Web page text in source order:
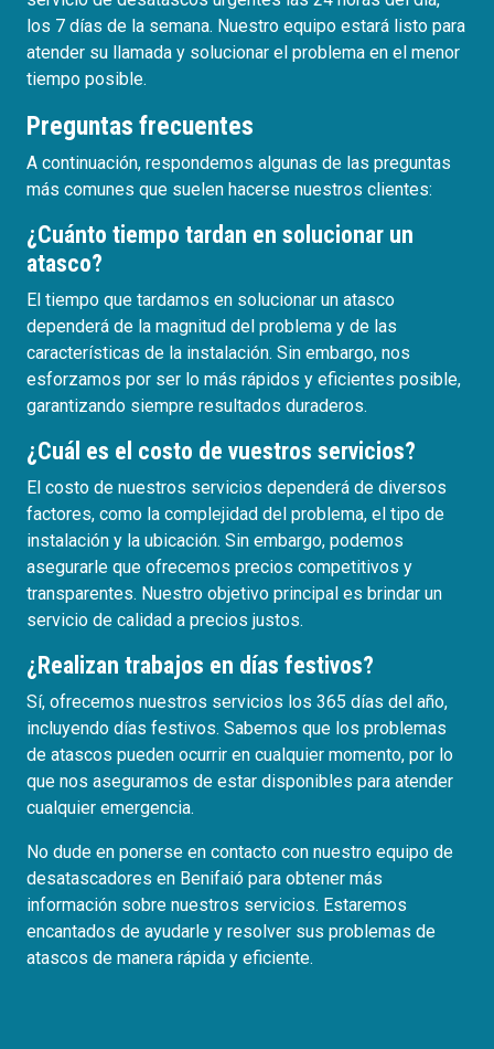
los 7 días de la semana. Nuestro equipo estará listo para
atender su llamada y solucionar el problema en el menor
tiempo posible.
Preguntas frecuentes
A continuación, respondemos algunas de las preguntas
más comunes que suelen hacerse nuestros clientes:
¿Cuánto tiempo tardan en solucionar un
atasco?
El tiempo que tardamos en solucionar un atasco
dependerá de la magnitud del problema y de las
características de la instalación. Sin embargo, nos
esforzamos por ser lo más rápidos y eficientes posible,
garantizando siempre resultados duraderos.
¿Cuál es el costo de vuestros servicios?
El costo de nuestros servicios dependerá de diversos
factores, como la complejidad del problema, el tipo de
instalación y la ubicación. Sin embargo, podemos
asegurarle que ofrecemos precios competitivos y
transparentes. Nuestro objetivo principal es brindar un
servicio de calidad a precios justos.
¿Realizan trabajos en días festivos?
Sí, ofrecemos nuestros servicios los 365 días del año,
incluyendo días festivos. Sabemos que los problemas
de atascos pueden ocurrir en cualquier momento, por lo
que nos aseguramos de estar disponibles para atender
cualquier emergencia.
No dude en ponerse en contacto con nuestro equipo de
desatascadores en Benifaió para obtener más
información sobre nuestros servicios. Estaremos
encantados de ayudarle y resolver sus problemas de
atascos de manera rápida y eficiente.